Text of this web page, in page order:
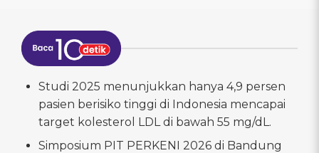
Studi 2025 menunjukkan hanya 4,9 persen
pasien berisiko tinggi di Indonesia mencapai
target kolesterol LDL di bawah 55 mg/dL.
Simposium PIT PERKENI 2026 di Bandung